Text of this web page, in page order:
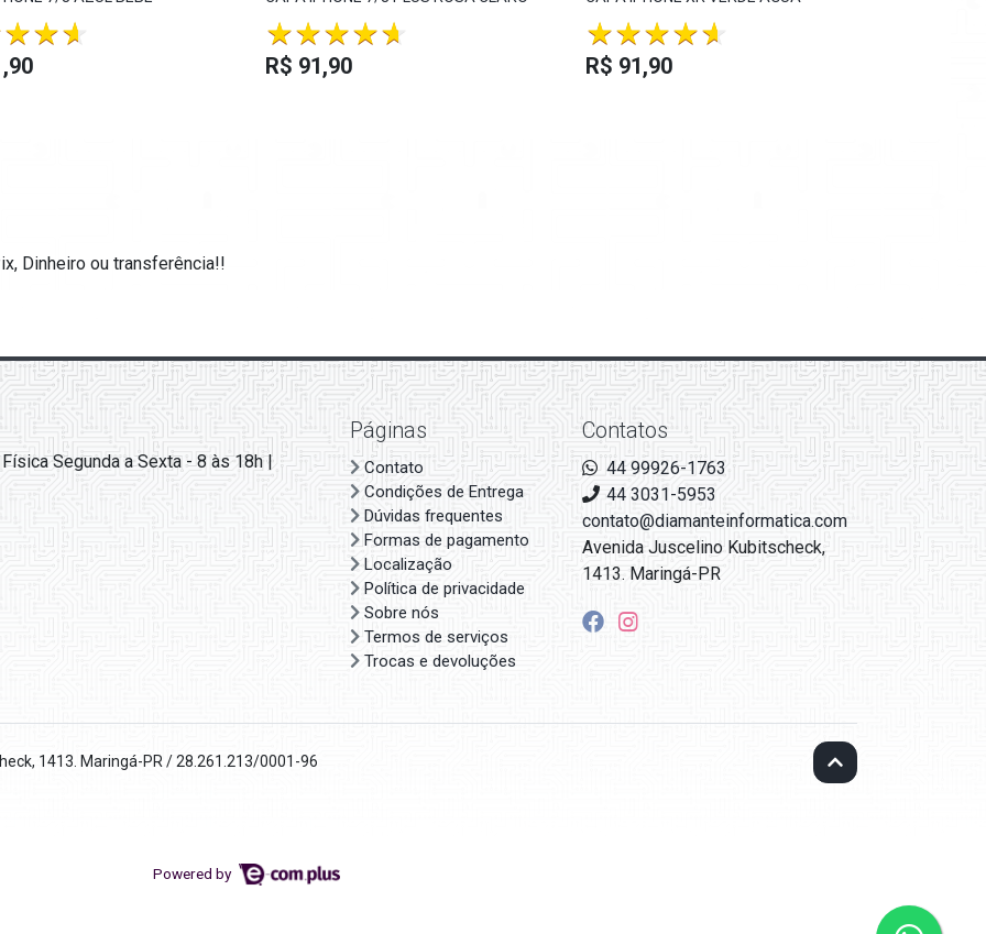
R$ 91,90 R$ 91,90
Dinheiro ou transferência!!
Contatos
44 99926-1763
44 3031-5953
contato@diamanteinformatica.com
Avenida Juscelino Kubitscheck,
1413. Maringá-PR
Páginas
Contato
Condições de Entrega
Dúvidas frequentes
Formas de pagamento
Localização
Política de privacidade
Sobre nós
Termos de serviços
Trocas e devoluções
Segunda a Sexta - 8 às 18h |
1413. Maringá-PR / 28.261.213/0001-96
Powered by